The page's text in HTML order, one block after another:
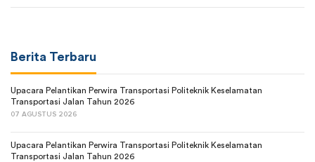
Berita Terbaru
Upacara Pelantikan Perwira Transportasi Politeknik Keselamatan
Transportasi Jalan Tahun 2026
07 AGUSTUS 2026
Upacara Pelantikan Perwira Transportasi Politeknik Keselamatan
Transportasi Jalan Tahun 2026